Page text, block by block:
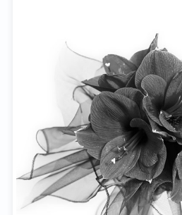
Bonboniery
Vína
Na pohřeb